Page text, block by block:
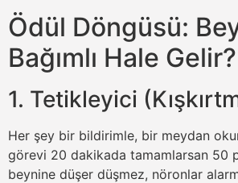
Ödül Döngüsü:
Bağımlı Hale Gelir?
1. Tetikleyici
Her şey bir bildirimle, bir meydan
görevi 20 dakikada tamamlarsan 50
beynine düşer düşmez, nöronlar